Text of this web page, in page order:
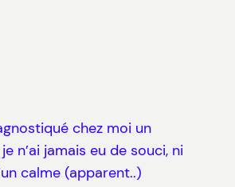
chez moi un
n’ai jamais eu de souci, ni
calme (apparent..)